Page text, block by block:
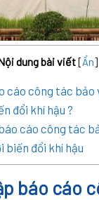
dung bài viết[Ẩn]
cáo công tác
đổi khí hậu ?
cáo công tác
biến đổi khí hậu
báo cáo